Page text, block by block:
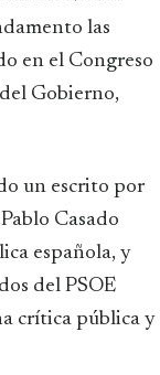
las
en el Congreso
Gobierno,
un escrito por
Casado
española, y
del PSOE
crítica pública y